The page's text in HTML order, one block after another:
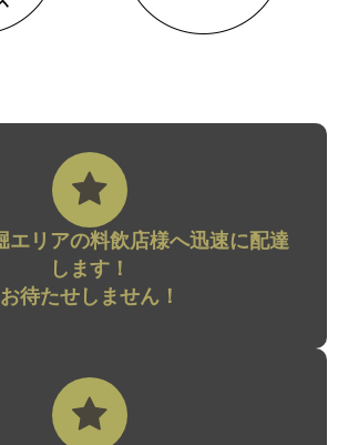
エリアの料飲店様へ迅速に配達
します！
お待たせしません！